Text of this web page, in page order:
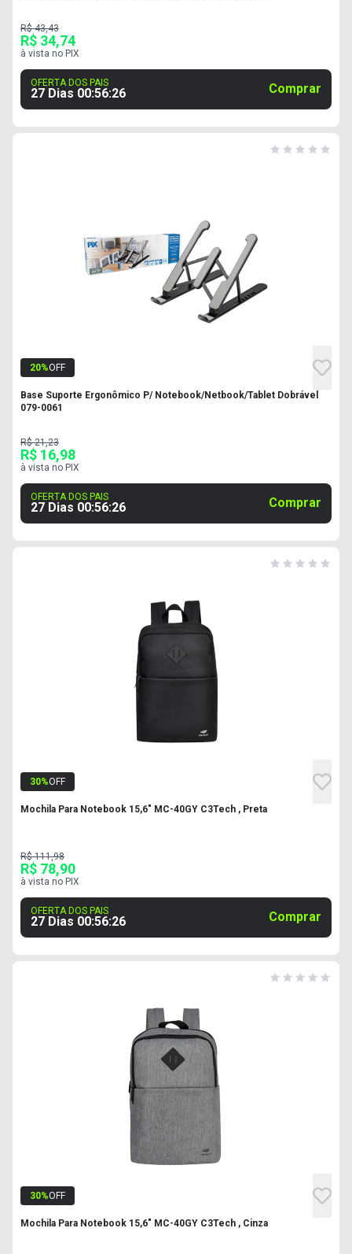
R$ 43,43
R$ 34,74
à vista no PIX
OFERTA DOS PAIS
27 Dias 00:56:25 Comprar
20%OFF
Base Suporte Ergonômico P/ Notebook/Netbook/Tablet Dobrável
079-0061
R$ 21,23
R$ 16,98
à vista no PIX
OFERTA DOS PAIS
27 Dias 00:56:25 Comprar
30%OFF
Mochila Para Notebook 15,6" MC-40GY C3Tech , Preta
R$ 111,98
R$ 78,90
à vista no PIX
OFERTA DOS PAIS
27 Dias 00:56:25 Comprar
30%OFF
Mochila Para Notebook 15,6" MC-40GY C3Tech , Cinza